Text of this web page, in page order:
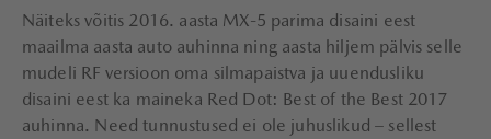
Näiteks võitis 2016. aasta MX-5 parima disaini eest
maailma aasta auto auhinna ning aasta hiljem pälvis selle
mudeli RF versioon oma silmapaistva ja uuendusliku
disaini eest ka maineka Red Dot: Best of the Best 2017
auhinna. Need tunnustused ei ole juhuslikud – sellest